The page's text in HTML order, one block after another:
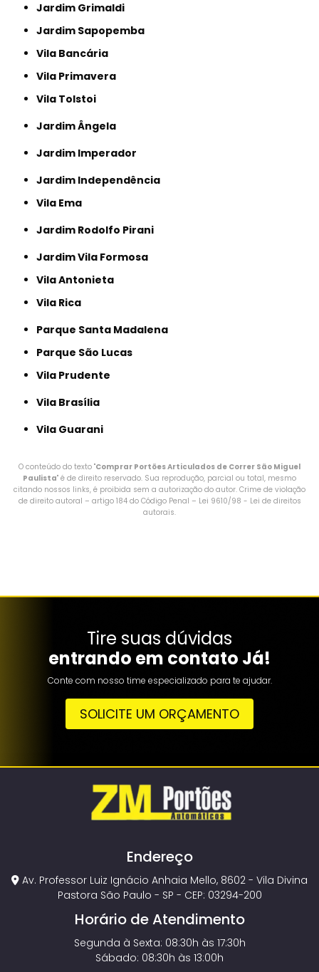
Jardim Grimaldi
Jardim Sapopemba
Vila Bancária
Vila Primavera
Vila Tolstoi
Jardim Ângela
Jardim Imperador
Jardim Independência
Vila Ema
Jardim Rodolfo Pirani
Jardim Vila Formosa
Vila Antonieta
Vila Rica
Parque Santa Madalena
Parque São Lucas
Vila Prudente
Vila Brasília
Vila Guarani
O conteúdo do texto "Comprar Portões Articulados de Correr São Miguel
Paulista" é de direito reservado. Sua reprodução, parcial ou total, mesmo
citando nossos links, é proibida sem a autorização do autor. Crime de violação
de direito autoral – artigo 184 do Código Penal – Lei 9610/98 - Lei de direitos
autorais.
Tire suas dúvidas
entrando em contato Já!
Conte com nosso time especializado para te ajudar.
SOLICITE UM ORÇAMENTO
Endereço
Av. Professor Luiz Ignácio Anhaia Mello, 8602 - Vila Divina
Pastora São Paulo - SP - CEP: 03294-200
Horário de Atendimento
Segunda à Sexta: 08:30h às 17:30h
Sábado: 08:30h às 13:00h